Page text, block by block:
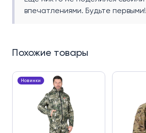
впечатлениями. Будьте первыми!
Похожие товары
Новинки